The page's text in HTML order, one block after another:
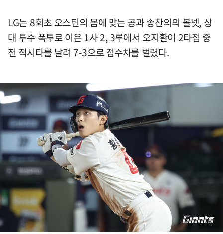
LG는 8회초 오스틴의 몸에 맞는 공과 송찬의의 볼넷, 상
대 투수 폭투로 이은 1사 2, 3루에서 오지환이 2타점 중
전 적시타를 날려 7-3으로 점수차를 벌렸다.